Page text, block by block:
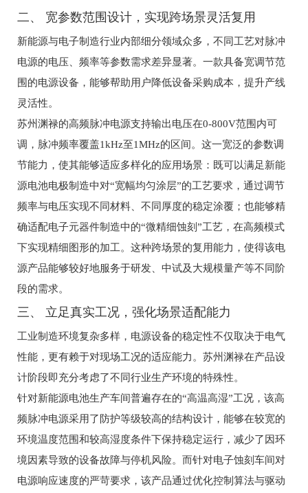
二、 宽参数范围设计，实现跨场景灵活复用
新能源与电子制造行业内部细分领域众多，不同工艺对脉冲
电源的电压、频率等参数需求差异显著。一款具备宽调节范
围的电源设备，能够帮助用户降低设备采购成本，提升产线
灵活性。
苏州渊禄的高频脉冲电源支持输出电压在0-800V范围内可
调，脉冲频率覆盖1kHz至1MHz的区间。这一宽泛的参数调
节能力，使其能够适应多样化的应用场景：既可以满足新能
源电池电极制造中对“宽幅均匀涂层”的工艺要求，通过调节
频率与电压实现不同材料、不同厚度的稳定涂覆；也能够精
确适配电子元器件制造中的“微精细蚀刻”工艺，在高频模式
下实现精细图形的加工。这种跨场景的复用能力，使得该电
源产品能够较好地服务于研发、中试及大规模量产等不同阶
段的需求。
三、 立足真实工况，强化场景适配能力
工业制造环境复杂多样，电源设备的稳定性不仅取决于电气
性能，更有赖于对现场工况的适应能力。苏州渊禄在产品设
计阶段即充分考虑了不同行业生产环境的特殊性。
针对新能源电池生产车间普遍存在的“高温高湿”工况，该高
频脉冲电源采用了防护等级较高的结构设计，能够在较宽的
环境温度范围和较高湿度条件下保持稳定运行，减少了因环
境因素导致的设备故障与停机风险。而针对电子蚀刻车间对
电源响应速度的严苛要求，该产品通过优化控制算法与驱动